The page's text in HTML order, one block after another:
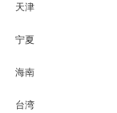
天津
宁夏
海南
台湾